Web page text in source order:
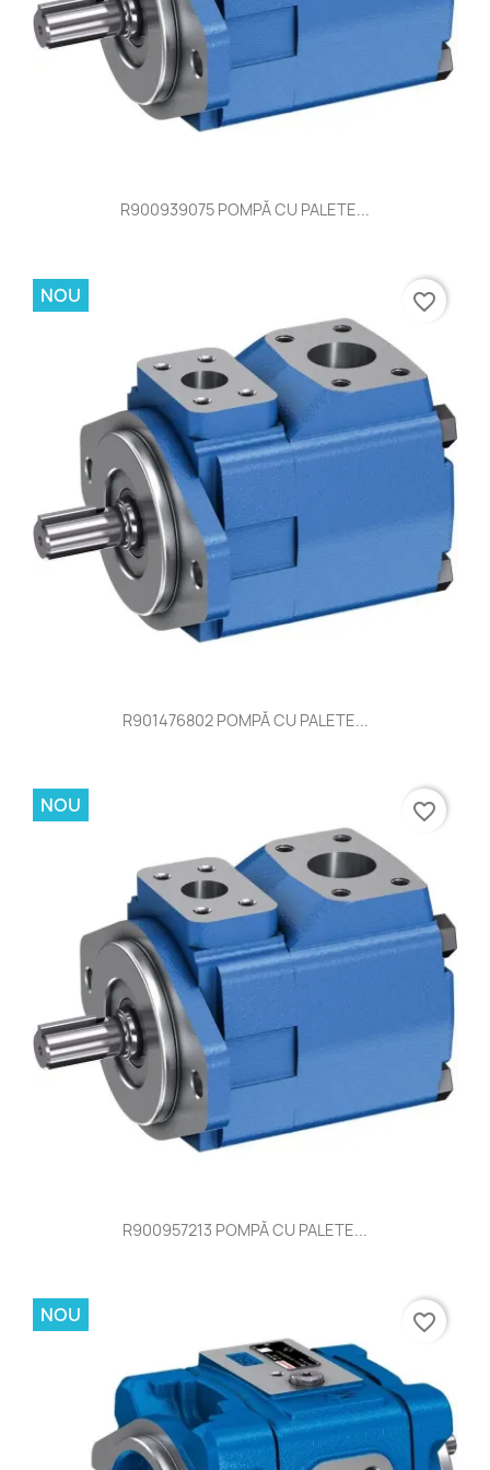
R900939075 POMPĂ CU PALETE...
R901476802 POMPĂ CU PALETE...
NOU favorite_border
R900957213 POMPĂ CU PALETE...
NOU favorite_border
NOU favorite_border